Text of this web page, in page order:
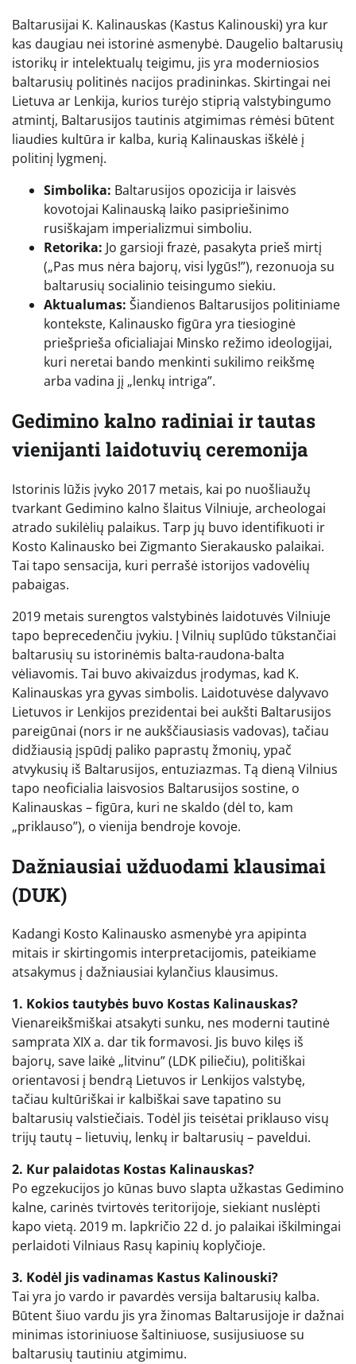
Baltarusijai K. Kalinauskas (Kastus Kalinouski) yra kur
kas daugiau nei istorinė asmenybė. Daugelio baltarusių
istorikų ir intelektualų teigimu, jis yra moderniosios
baltarusių politinės nacijos pradininkas. Skirtingai nei
Lietuva ar Lenkija, kurios turėjo stiprią valstybingumo
atmintį, Baltarusijos tautinis atgimimas rėmėsi būtent
liaudies kultūra ir kalba, kurią Kalinauskas iškėlė į
politinį lygmenį.
Simbolika: Baltarusijos opozicija ir laisvės
kovotojai Kalinauską laiko pasipriešinimo
rusiškajam imperializmui simboliu.
Retorika: Jo garsioji frazė, pasakyta prieš mirtį
(„Pas mus nėra bajorų, visi lygūs!”), rezonuoja su
baltarusių socialinio teisingumo siekiu.
Aktualumas: Šiandienos Baltarusijos politiniame
kontekste, Kalinausko figūra yra tiesioginė
priešprieša oficialiajai Minsko režimo ideologijai,
kuri neretai bando menkinti sukilimo reikšmę
arba vadina jį „lenkų intriga”.
Gedimino kalno radiniai ir tautas
vienijanti laidotuvių ceremonija
Istorinis lūžis įvyko 2017 metais, kai po nuošliaužų
tvarkant Gedimino kalno šlaitus Vilniuje, archeologai
atrado sukilėlių palaikus. Tarp jų buvo identifikuoti ir
Kosto Kalinausko bei Zigmanto Sierakausko palaikai.
Tai tapo sensacija, kuri perrašė istorijos vadovėlių
pabaigas.
2019 metais surengtos valstybinės laidotuvės Vilniuje
tapo beprecedenčiu įvykiu. Į Vilnių suplūdo tūkstančiai
baltarusių su istorinėmis balta-raudona-balta
vėliavomis. Tai buvo akivaizdus įrodymas, kad K.
Kalinauskas yra gyvas simbolis. Laidotuvėse dalyvavo
Lietuvos ir Lenkijos prezidentai bei aukšti Baltarusijos
pareigūnai (nors ir ne aukščiausiasis vadovas), tačiau
didžiausią įspūdį paliko paprastų žmonių, ypač
atvykusių iš Baltarusijos, entuziazmas. Tą dieną Vilnius
tapo neoficialia laisvosios Baltarusijos sostine, o
Kalinauskas – figūra, kuri ne skaldo (dėl to, kam
„priklauso”), o vienija bendroje kovoje.
Dažniausiai užduodami klausimai
(DUK)
Kadangi Kosto Kalinausko asmenybė yra apipinta
mitais ir skirtingomis interpretacijomis, pateikiame
atsakymus į dažniausiai kylančius klausimus.
1. Kokios tautybės buvo Kostas Kalinauskas?
Vienareikšmiškai atsakyti sunku, nes moderni tautinė
samprata XIX a. dar tik formavosi. Jis buvo kilęs iš
bajorų, save laikė „litvinu” (LDK piliečiu), politiškai
orientavosi į bendrą Lietuvos ir Lenkijos valstybę,
tačiau kultūriškai ir kalbiškai save tapatino su
baltarusių valstiečiais. Todėl jis teisėtai priklauso visų
trijų tautų – lietuvių, lenkų ir baltarusių – paveldui.
2. Kur palaidotas Kostas Kalinauskas?
Po egzekucijos jo kūnas buvo slapta užkastas Gedimino
kalne, carinės tvirtovės teritorijoje, siekiant nuslėpti
kapo vietą. 2019 m. lapkričio 22 d. jo palaikai iškilmingai
perlaidoti Vilniaus Rasų kapinių koplyčioje.
3. Kodėl jis vadinamas Kastus Kalinouski?
Tai yra jo vardo ir pavardės versija baltarusių kalba.
Būtent šiuo vardu jis yra žinomas Baltarusijoje ir dažnai
minimas istoriniuose šaltiniuose, susijusiuose su
baltarusių tautiniu atgimimu.